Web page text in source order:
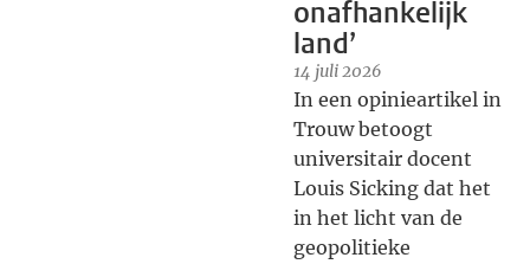
onafhankelijk
land’
14 juli 2026
In een opinieartikel in
Trouw betoogt
universitair docent
Louis Sicking dat het
in het licht van de
geopolitieke